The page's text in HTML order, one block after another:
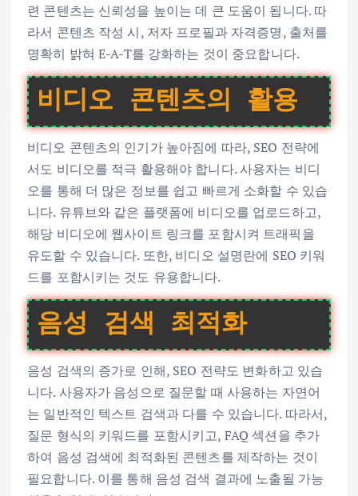
련 콘텐츠는 신뢰성을 높이는 데 큰 도움이 됩니다. 따
라서 콘텐츠 작성 시, 저자 프로필과 자격증명, 출처를
명확히 밝혀 E-A-T를 강화하는 것이 중요합니다.
비디오 콘텐츠의 활용
비디오 콘텐츠의 인기가 높아짐에 따라, SEO 전략에
서도 비디오를 적극 활용해야 합니다. 사용자는 비디
오를 통해 더 많은 정보를 쉽고 빠르게 소화할 수 있습
니다. 유튜브와 같은 플랫폼에 비디오를 업로드하고,
해당 비디오에 웹사이트 링크를 포함시켜 트래픽을
유도할 수 있습니다. 또한, 비디오 설명란에 SEO 키워
드를 포함시키는 것도 유용합니다.
음성 검색 최적화
음성 검색의 증가로 인해, SEO 전략도 변화하고 있습
니다. 사용자가 음성으로 질문할 때 사용하는 자연어
는 일반적인 텍스트 검색과 다를 수 있습니다. 따라서,
질문 형식의 키워드를 포함시키고, FAQ 섹션을 추가
하여 음성 검색에 최적화된 콘텐츠를 제작하는 것이
필요합니다. 이를 통해 음성 검색 결과에 노출될 가능